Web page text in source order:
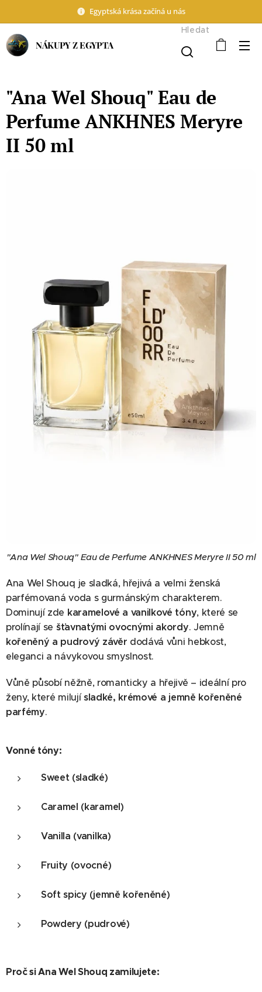
Egyptská krása začíná u nás
NÁKUPY Z EGYPTA
Hledat
"Ana Wel Shouq" Eau de
Perfume ANKHNES Meryre
II 50 ml
"Ana Wel Shouq" Eau de Perfume ANKHNES Meryre II 50 ml
Ana Wel Shouq je sladká, hřejivá a velmi ženská
parfémovaná voda s gurmánským charakterem.
Dominují zde karamelové a vanilkové tóny, které se
prolínají se šťavnatými ovocnými akordy. Jemně
kořeněný a pudrový závěr dodává vůni hebkost,
eleganci a návykovou smyslnost.
Vůně působí něžně, romanticky a hřejivě – ideální pro
ženy, které milujísladké, krémové a jemně kořeněné
parfémy.
Vonné tóny:
Sweet (sladké)
Caramel (karamel)
Vanilla (vanilka)
Fruity (ovocné)
Soft spicy (jemně kořeněné)
Powdery (pudrové)
Proč si Ana Wel Shouq zamilujete: